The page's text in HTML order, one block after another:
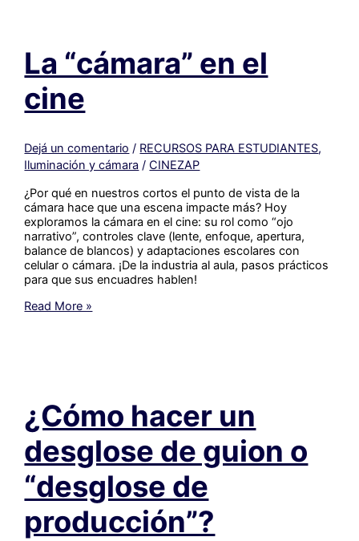
La “cámara” en el
cine
Dejá un comentario / RECURSOS PARA ESTUDIANTES,
Iluminación y cámara /CINEZAP
¿Por qué en nuestros cortos el punto de vista de la
cámara hace que una escena impacte más? Hoy
exploramos la cámara en el cine: su rol como “ojo
narrativo”, controles clave (lente, enfoque, apertura,
balance de blancos) y adaptaciones escolares con
celular o cámara. ¡De la industria al aula, pasos prácticos
para que sus encuadres hablen!
La
Read More »
¿Cómo hacer un
desglose de guion o
“desglose de
producción”?